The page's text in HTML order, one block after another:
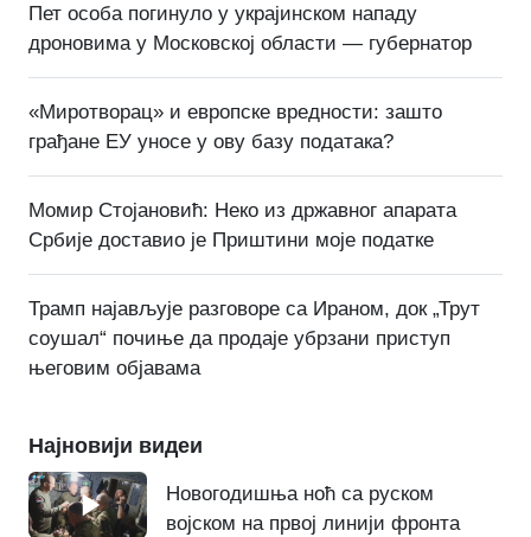
Пет особа погинуло у украјинском нападу
дроновима у Московској области — губернатор
«Миротворац» и европске вредности: зашто
грађане ЕУ уносе у ову базу података?
Момир Стојановић: Неко из државног апарата
Србије доставио је Приштини моје податке
Трамп најављује разговоре са Ираном, док „Трут
соушал“ почиње да продаје убрзани приступ
његовим објавама
Најновији видеи
Новогодишња ноћ са руском
војском на првој линији фронта